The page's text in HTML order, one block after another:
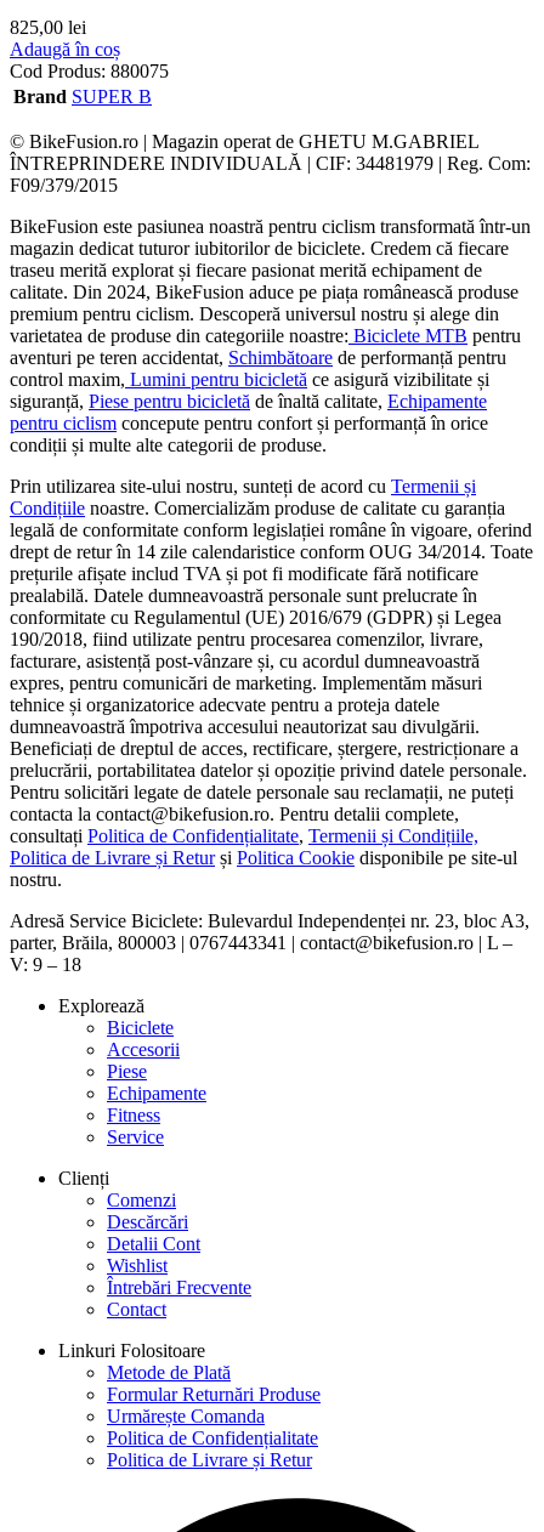
825,00 lei
Adaugă în coș
Cod Produs: 880075
Brand SUPER B
© BikeFusion.ro | Magazin operat de GHETU M.GABRIEL
ÎNTREPRINDERE INDIVIDUALĂ | CIF: 34481979 | Reg. Com:
F09/379/2015
BikeFusion este pasiunea noastră pentru ciclism transformată într-un
magazin dedicat tuturor iubitorilor de biciclete. Credem că fiecare
traseu merită explorat și fiecare pasionat merită echipament de
calitate. Din 2024, BikeFusion aduce pe piața românească produse
premium pentru ciclism. Descoperă universul nostru și alege din
varietatea de produse din categoriile noastre: Biciclete MTB pentru
aventuri pe teren accidentat, Schimbătoare de performanță pentru
control maxim, Lumini pentru bicicletă ce asigură vizibilitate și
siguranță, Piese pentru bicicletă de înaltă calitate, Echipamente
pentru ciclism concepute pentru confort și performanță în orice
condiții și multe alte categorii de produse.
Prin utilizarea site-ului nostru, sunteți de acord cu Termenii și
Condițiile noastre. Comercializăm produse de calitate cu garanția
legală de conformitate conform legislației române în vigoare, oferind
drept de retur în 14 zile calendaristice conform OUG 34/2014. Toate
prețurile afișate includ TVA și pot fi modificate fără notificare
prealabilă. Datele dumneavoastră personale sunt prelucrate în
conformitate cu Regulamentul (UE) 2016/679 (GDPR) și Legea
190/2018, fiind utilizate pentru procesarea comenzilor, livrare,
facturare, asistență post-vânzare și, cu acordul dumneavoastră
expres, pentru comunicări de marketing. Implementăm măsuri
tehnice și organizatorice adecvate pentru a proteja datele
dumneavoastră împotriva accesului neautorizat sau divulgării.
Beneficiați de dreptul de acces, rectificare, ștergere, restricționare a
prelucrării, portabilitatea datelor și opoziție privind datele personale.
Pentru solicitări legate de datele personale sau reclamații, ne puteți
contacta la contact@bikefusion.ro. Pentru detalii complete,
consultați Politica de Confidențialitate, Termenii și Condițiile,
Politica de Livrare și Returși Politica Cookie disponibile pe site-ul
nostru.
Adresă Service Biciclete: Bulevardul Independenței nr. 23, bloc A3,
parter, Brăila, 800003 | 0767443341 | contact@bikefusion.ro | L –
V: 9 – 18
Explorează
Biciclete
Accesorii
Piese
Echipamente
Fitness
Service
Clienți
Comenzi
Descărcări
Detalii Cont
Wishlist
Întrebări Frecvente
Contact
Linkuri Folositoare
Metode de Plată
Formular Returnări Produse
Urmărește Comanda
Politica de Confidențialitate
Politica de Livrare și Retur